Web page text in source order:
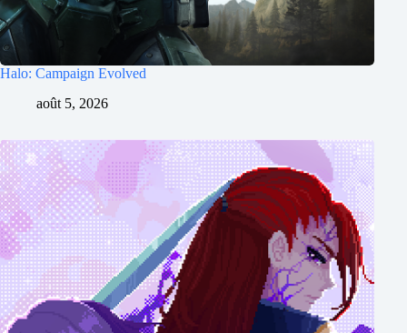
Halo: Campaign Evolved
août 5, 2026